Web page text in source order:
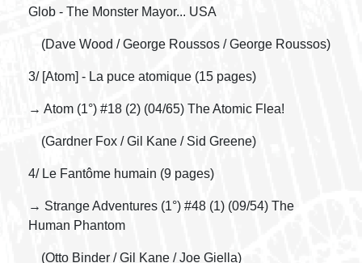
Glob - The Monster Mayor... USA
(Dave Wood / George Roussos / George Roussos)
3/ [Atom] - La puce atomique (15 pages)
→ Atom (1°) #18 (2) (04/65) The Atomic Flea!
(Gardner Fox / Gil Kane / Sid Greene)
4/ Le Fantôme humain (9 pages)
→ Strange Adventures (1°) #48 (1) (09/54) The
Human Phantom
(Otto Binder / Gil Kane / Joe Giella)